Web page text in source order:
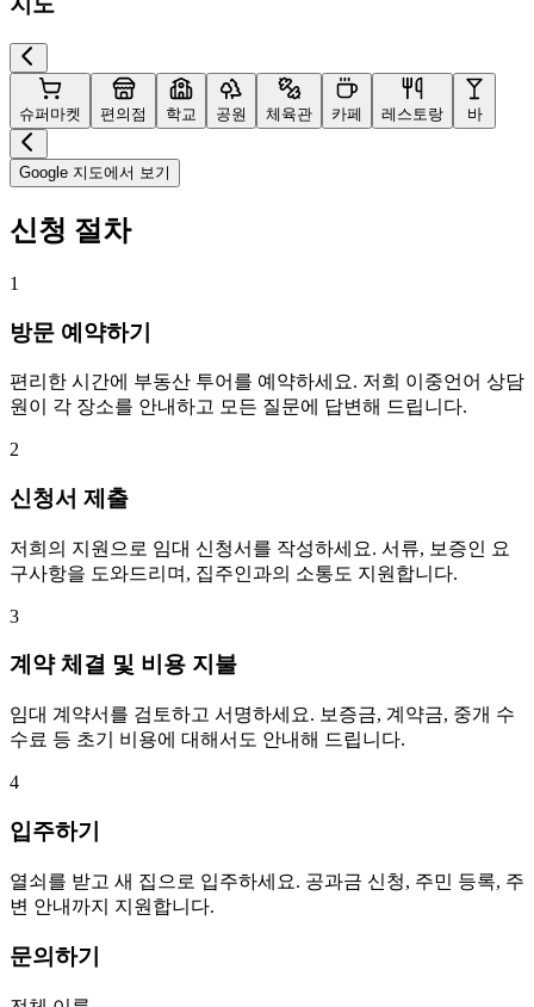
슈퍼마켓 편의점 학교 공원 체육관 카페 레스토랑 바
Google 지도에서 보기
신청 절차
1
방문 예약하기
편리한 시간에 부동산 투어를 예약하세요. 저희 이중언어 상담
원이 각 장소를 안내하고 모든 질문에 답변해 드립니다.
2
신청서 제출
저희의 지원으로 임대 신청서를 작성하세요. 서류, 보증인 요
구사항을 도와드리며, 집주인과의 소통도 지원합니다.
3
계약 체결 및 비용 지불
임대 계약서를 검토하고 서명하세요. 보증금, 계약금, 중개 수
수료 등 초기 비용에 대해서도 안내해 드립니다.
4
입주하기
열쇠를 받고 새 집으로 입주하세요. 공과금 신청, 주민 등록, 주
변 안내까지 지원합니다.
문의하기